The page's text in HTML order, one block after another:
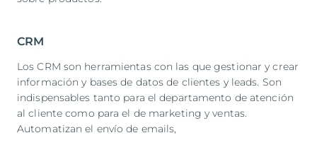
CRM
Los CRM son herramientas con las que gestionar y crear
información y bases de datos de clientes y leads. Son
indispensables tanto para el departamento de atención
al cliente como para el de marketing y ventas.
Automatizan el envío de emails, ​